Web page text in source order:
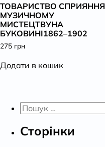
ТОВАРИСТВО СПРИЯННЯ
МУЗИЧНОМУ
МИСТЕЦТВУНА
БУКОВИНІ1862–1902
275 грн
Додати в кошик
Пошук:
Сторінки